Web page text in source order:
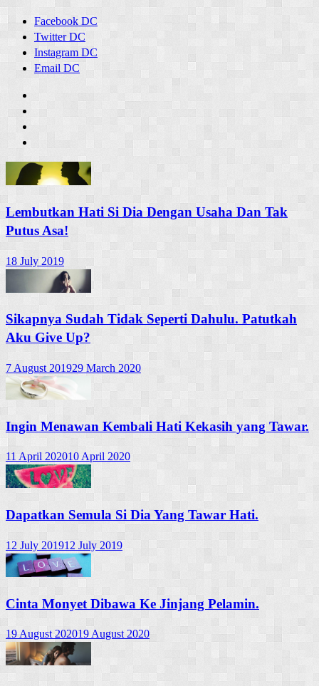
Facebook DC
Twitter DC
Instagram DC
Email DC
Lembutkan Hati Si Dia Dengan Usaha Dan Tak
Putus Asa!
18 July 2019
Sikapnya Sudah Tidak Seperti Dahulu. Patutkah
Aku Give Up?
7 August 201929 March 2020
Ingin Menawan Kembali Hati Kekasih yang Tawar.
11 April 202010 April 2020
Dapatkan Semula Si Dia Yang Tawar Hati.
12 July 201912 July 2019
Cinta Monyet Dibawa Ke Jinjang Pelamin.
19 August 202019 August 2020